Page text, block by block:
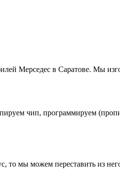
Мерседес в Саратове. Мы
чип, программируем
то мы можем переставить из